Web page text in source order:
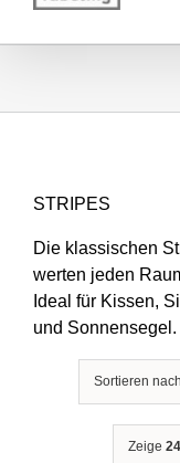
STRIPES
Die klassischen
werten jeden
Ideal für Kissen,
und Sonnensegel.
Sortieren nach
Zeige